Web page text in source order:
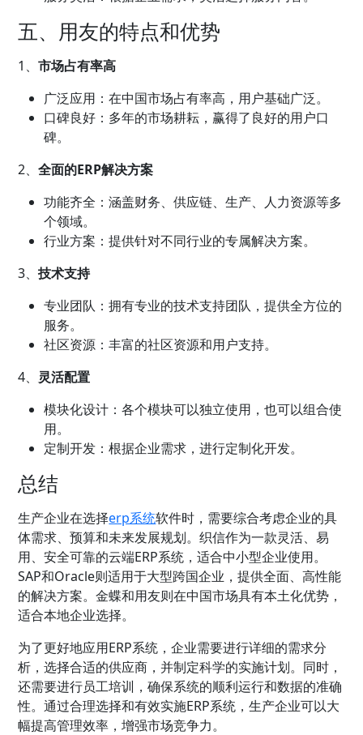
五、用友的特点和优势
1、市场占有率高
广泛应用：在中国市场占有率高，用户基础广泛。
口碑良好：多年的市场耕耘，赢得了良好的用户口
碑。
2、全面的ERP解决方案
功能齐全：涵盖财务、供应链、生产、人力资源等多
个领域。
行业方案：提供针对不同行业的专属解决方案。
3、技术支持
专业团队：拥有专业的技术支持团队，提供全方位的
服务。
社区资源：丰富的社区资源和用户支持。
4、 灵活配置
模块化设计：各个模块可以独立使用，也可以组合使
用。
定制开发：根据企业需求，进行定制化开发。
总结
生产企业在选择erp系统软件时，需要综合考虑企业的具
体需求、预算和未来发展规划。织信作为一款灵活、易
用、安全可靠的云端ERP系统，适合中小型企业使用。
SAP和Oracle则适用于大型跨国企业，提供全面、高性能
的解决方案。金蝶和用友则在中国市场具有本土化优势，
适合本地企业选择。
为了更好地应用ERP系统，企业需要进行详细的需求分
析，选择合适的供应商，并制定科学的实施计划。同时，
还需要进行员工培训，确保系统的顺利运行和数据的准确
性。通过合理选择和有效实施ERP系统，生产企业可以大
幅提高管理效率，增强市场竞争力。